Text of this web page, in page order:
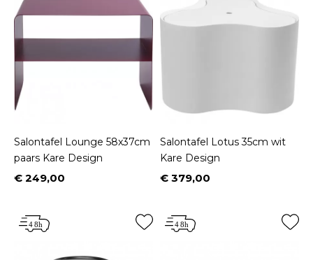
Salontafel Lounge 58x37cm
paars Kare Design
Prijs
€ 249,00
Salontafel Lotus 35cm wit
Kare Design
Prijs
€ 379,00